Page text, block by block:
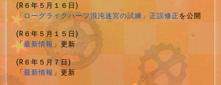
(R６年５月１６日)
「ローグライクハーフ混沌迷宮の試練」正誤修正を公開
(R６年５月１５日)
「最新情報」更新
(R６年５月７日)
「最新情報」更新